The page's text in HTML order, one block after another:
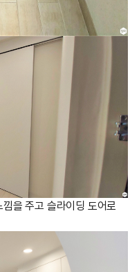
을 주고 슬라이딩 도어로